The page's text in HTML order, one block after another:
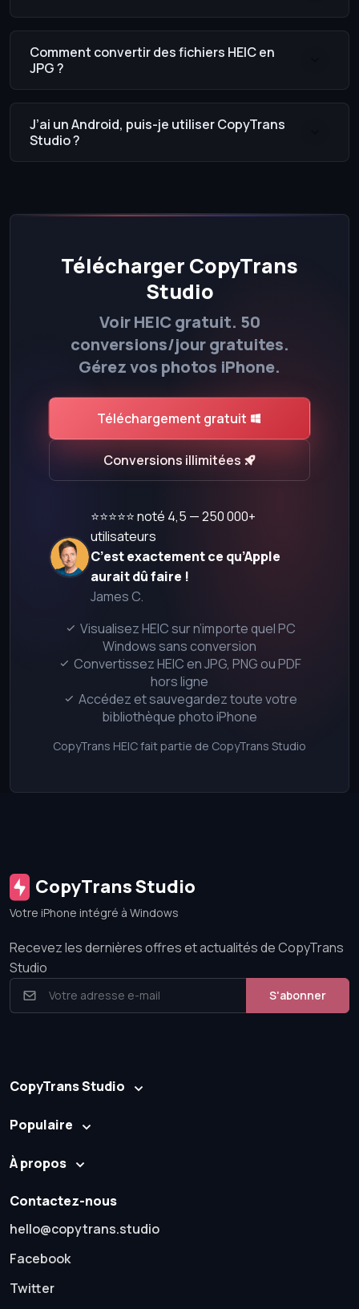
Comment convertir des fichiers HEIC en
JPG ?
J’ai un Android, puis-je utiliser CopyTrans
Studio ?
Télécharger CopyTrans
Studio
Voir HEIC gratuit. 50
conversions/jour gratuites.
Gérez vos photos iPhone.
Téléchargement gratuit
Conversions illimitées
⭐⭐⭐⭐⭐ noté 4,5 — 250 000+
utilisateurs
C’est exactement ce qu’Apple
aurait dû faire !
James C.
Visualisez HEIC sur n’importe quel PC
Windows sans conversion
Convertissez HEIC en JPG, PNG ou PDF
hors ligne
Accédez et sauvegardez toute votre
bibliothèque photo iPhone
CopyTrans HEIC fait partie de CopyTrans Studio
CopyTrans Studio
Votre iPhone intégré à Windows
Recevez les dernières offres et actualités de CopyTrans
Studio
S'abonner
CopyTrans Studio
Populaire
À propos
Contactez-nous
hello@copytrans.studio
Facebook
Twitter